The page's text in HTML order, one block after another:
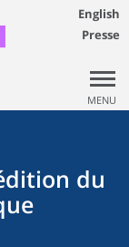
English
Presse
MENU
du